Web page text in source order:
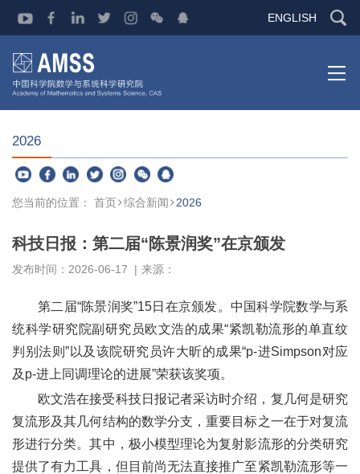
ENGLISH
2026
您当前的位置： 首页 综合新闻 2026
科技日报：第二届“陈景润奖”在京颁发
发布时间：2026-06-17 | 来源：
第二届“陈景润奖”15日在京颁发。中国科学院数学与系
统科学研究院副研究员欧文浩的成果“紧凯勒流形的单直纹
判别法则 ” 以及该院研究员许大昕的成果“p-进Simpson对应
及 p-进上同调理论的进展”荣获该奖项。
欧文浩在接受科技日报记者采访时介绍，复几何是研究
复流形及其几何结构的数学分支，重要目标之一在于对复流
形进行分类。其中，极小模型理论为复射影流形的分类研究
提供了有力工具，但目前尚无法直接推广至紧凯勒流形等一